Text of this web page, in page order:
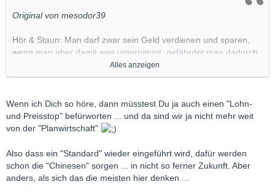
Original von mesodor39
Hör & Staun: Man darf zwar sein Geld verdienen und sparen,
wenn man aber damit was unternimmt, gefährdet man dadurch
damit auch den Nagel auf den Kopf getroffen. Schon mal
darüber nachgedacht, daß man das Geld, was es bei einem die
Geldmenge begrenzenden Goldstandard nicht gibt auch nicht
Ich habe nichts gegen einen Goldstandard zu 20, 35 oder 50
Dollar die Feinunze. Absolut KEIN Problem für mich. Jedoch:
Alles anzeigen
Wenn ich Dich so höre, dann müsstest Du ja auch einen "Lohn-
und Preisstop" befürworten ... und da sind wir ja nicht mehr weit
von der "Planwirtschaft"
Also dass ein "Standard" wieder eingeführt wird, dafür werden
schon die "Chinesen" sorgen ... in nicht so ferner Zukunft. Aber
anders, als sich das die meisten hier denken ...